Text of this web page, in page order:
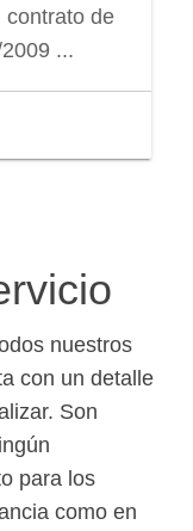
contrato de
...
nuestros
con un detalle
Son
para los
como en